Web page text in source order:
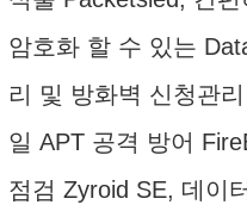
암호화 할 수 있는
리 및 방화벽 신청관
일 APT 공격 방어
점검 Zyroid SE, 데이